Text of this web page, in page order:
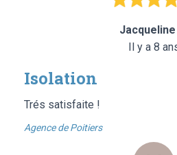
Jacqueline
Il y a 8
Isolation
Trés satisfaite !
Agence de Poitiers